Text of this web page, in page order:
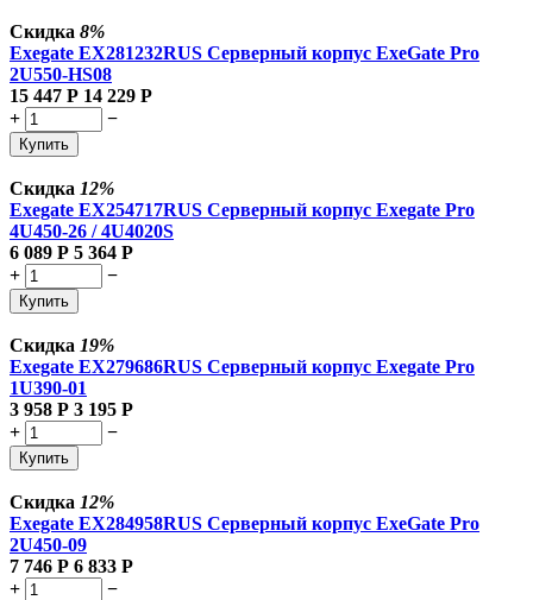
Скидка 8%
Exegate EX281232RUS Серверный корпус ExeGate Pro
2U550-HS08
15 447 Р 14 229 Р
+
−
Купить
Скидка 12%
Exegate EX254717RUS Серверный корпус Exegate Pro
4U450-26 / 4U4020S
6 089 Р 5 364 Р
+
−
Купить
Скидка 19%
Exegate EX279686RUS Серверный корпус Exegate Pro
1U390-01
3 958 Р 3 195 Р
+
−
Купить
Скидка 12%
Exegate EX284958RUS Серверный корпус ExeGate Pro
2U450-09
7 746 Р 6 833 Р
+
−